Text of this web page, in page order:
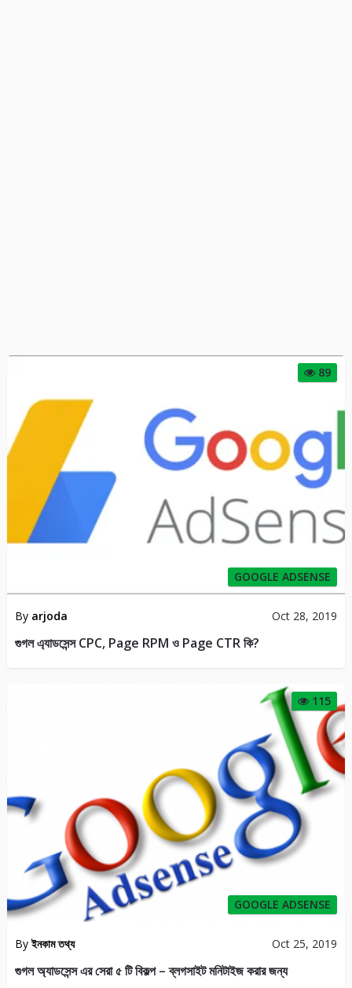
89
GOOGLE ADSENSE
By arjoda Oct 28, 2019
গুগল এ্যাডসেন্স CPC, Page RPM ও Page CTR কি?
115
GOOGLE ADSENSE
Byইনকাম তথ্য Oct 25, 2019
গুগল অ্যাডসেন্স এর সেরা ৫ টি বিকল্প – ব্লগসাইট মনিটাইজ করার জন্য